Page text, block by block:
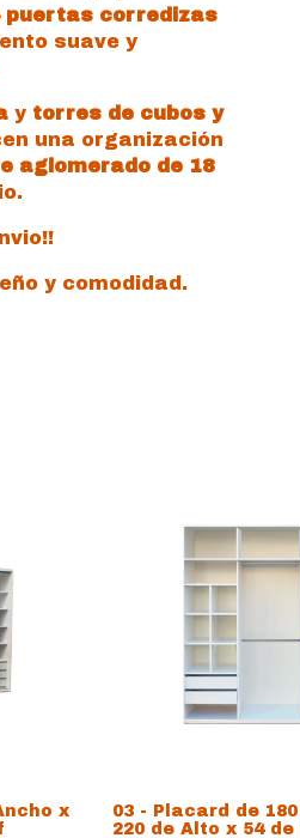
puertas corredizas
suave y
y torres de cubos y
una organización
aglomerado de 18
y comodidad.
x
03 - Placard de
220 de Alto x 54